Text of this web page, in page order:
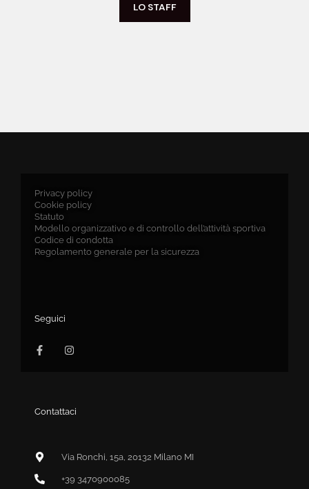
LO STAFF
Privacy policy
Cookie policy
Statuto
Modello organizzativo e di controllo dell’attività sportiva
Codice di condotta
Regolamento generale per la sicurezza
Seguici
c
e
-
s
m
Contattaci
Via Ronchi, 15a, 20132 Milano MI
+39 3470900085